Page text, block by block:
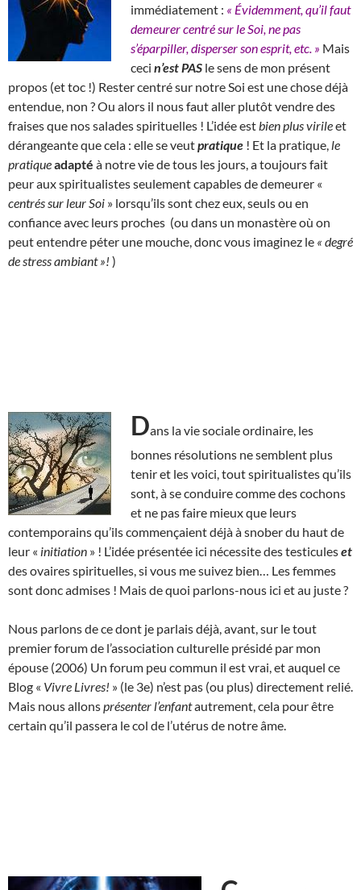
immédiatement : « Évidemment, qu’il faut
demeurer centré sur le Soi, ne pas
s’éparpiller, disperser son esprit, etc. » Mais
ceci n’est PAS le sens de mon présent
propos (et toc !) Rester centré sur notre Soi est une chose déjà
entendue, non ? Ou alors il nous faut aller plutôt vendre des
fraises que nos salades spirituelles ! L’idée est bien plus virileet
dérangeante que cela : elle se veutpratique ! Et la pratique, le
pratiqueadapté à notre vie de tous les jours, a toujours fait
peur aux spiritualistes seulement capables de demeurer «
centrés sur leur Soi » lorsqu’ils sont chez eux, seuls ou en
confiance avec leurs proches (ou dans un monastère où on
peut entendre péter une mouche, donc vous imaginez le « degré
de stress ambiant »! )
Dans la vie sociale ordinaire, les
bonnes résolutions ne semblent plus
tenir et les voici, tout spiritualistes qu’ils
sont, à se conduire comme des cochons
et ne pas faire mieux que leurs
contemporains qu’ils commençaient déjà à snober du haut de
leur « initiation » ! L’idée présentée ici nécessite des testiculeset
des ovaires spirituelles, si vous me suivez bien… Les femmes
sont donc admises ! Mais de quoi parlons-nous ici et au juste ?
Nous parlons de ce dont je parlais déjà, avant, sur le tout
premier forum de l’association culturelle présidé par mon
épouse (2006) Un forum peu commun il est vrai, et auquel ce
Blog « Vivre Livres! » (le 3e) n’est pas (ou plus) directement relié.
Mais nous allonsprésenter l’enfantautrement, cela pour être
certain qu’il passera le col de l’utérus de notre âme.